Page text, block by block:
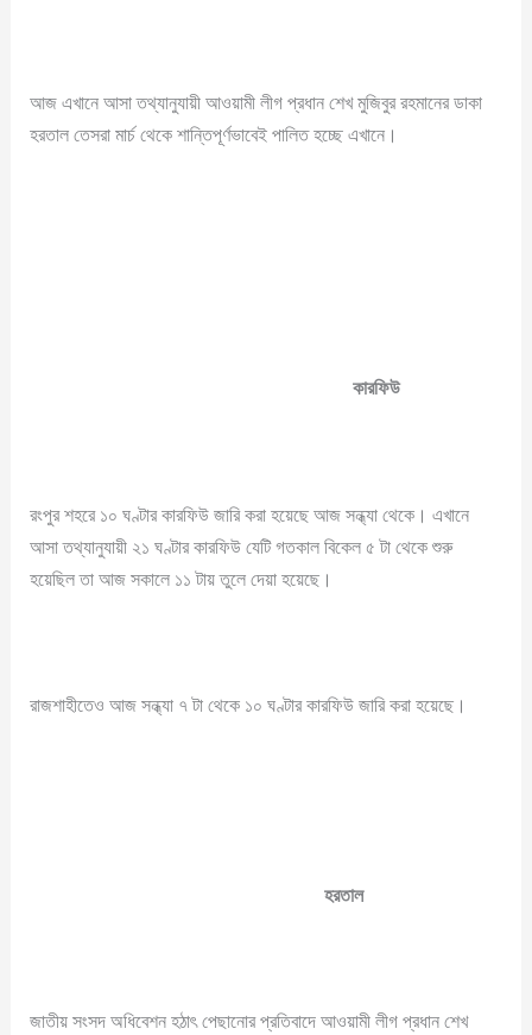
আজ এখানে আসা তথ্যানুযায়ী আওয়ামী লীগ প্রধান শেখ মুজিবুর রহমানের ডাকা
হরতাল তেসরা মার্চ থেকে শান্তিপূর্ণভাবেই পালিত হচ্ছে এখানে।
কারফিউ
রংপুর শহরে ১০ ঘণ্টার কারফিউ জারি করা হয়েছে আজ সন্ধ্যা থেকে। এখানে
আসা তথ্যানুযায়ী ২১ ঘণ্টার কারফিউ যেটি গতকাল বিকেল ৫ টা থেকে শুরু
হয়েছিল তা আজ সকালে ১১ টায় তুলে দেয়া হয়েছে।
রাজশাহীতেও আজ সন্ধ্যা ৭ টা থেকে ১০ ঘণ্টার কারফিউ জারি করা হয়েছে।
হরতাল
জাতীয় সংসদ অধিবেশন হঠাৎ পেছানোর প্রতিবাদে আওয়ামী লীগ প্রধান শেখ